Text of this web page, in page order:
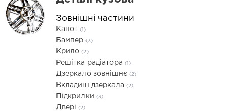
Зовнішні частини
Капот (1)
Бампер (3)
Крило (2)
Решітка радіатора (1)
Дзеркало зовнішнє (2)
Вкладиш дзеркала (2)
Підкрилки (3)
Двері (2)